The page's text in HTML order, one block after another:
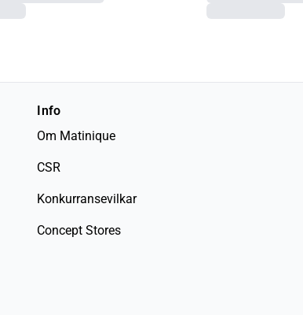
Info
Om Matinique
CSR
Konkurransevilkar
Concept Stores